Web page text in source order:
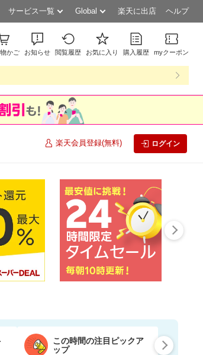
サービス一覧 Global 楽天に出店 ヘルプ
かご お知らせ 閲覧履歴 お気に入り 購入履歴 myクーポン
楽天会員登録(無料) ログイン
この時間の注目ピックア
ップ